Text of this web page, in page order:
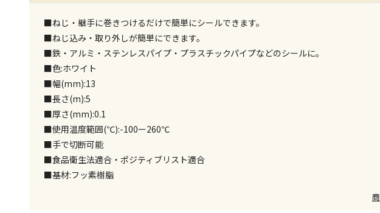
■ねじ・継手に巻きつけるだけで簡単にシールできます。
■ねじ込み・取り外しが簡単にできます。
■鉄・アルミ・ステンレスパイプ・プラスチックパイプなどのシールに。
■色:ホワイト
■幅(mm):13
■長さ(m):5
■厚さ(mm):0.1
■使用温度範囲(℃):-100ー260℃
■手で切断可能
■食品衛生法適合・ポジティブリスト適合
■基材:フッ素樹脂